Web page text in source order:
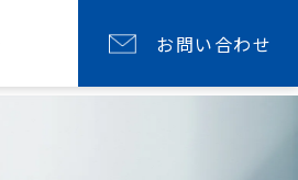
お問い合わせ